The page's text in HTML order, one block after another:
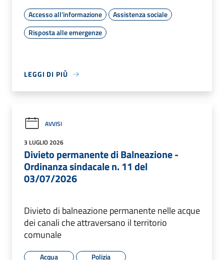
Accesso all'informazione
Assistenza sociale
Risposta alle emergenze
LEGGI DI PIÙ
AVVISI
3 LUGLIO 2026
Divieto permanente di Balneazione -
Ordinanza sindacale n. 11 del
03/07/2026
Divieto di balneazione permanente nelle acque
dei canali che attraversano il territorio
comunale
Acqua Polizia